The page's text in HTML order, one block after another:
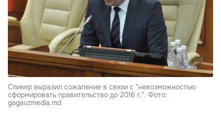
Спикер выразил сожаление в связи с "невозможностью
сформировать правительство до 2016 г.". Фото:
gagauzmedia.md